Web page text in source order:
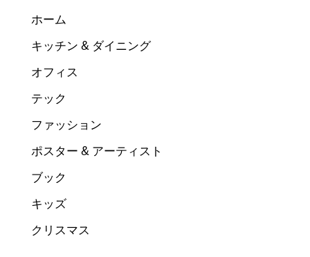
ホーム
キッチン & ダイニング
オフィス
テック
ファッション
ポスター & アーティスト
ブック
キッズ
クリスマス